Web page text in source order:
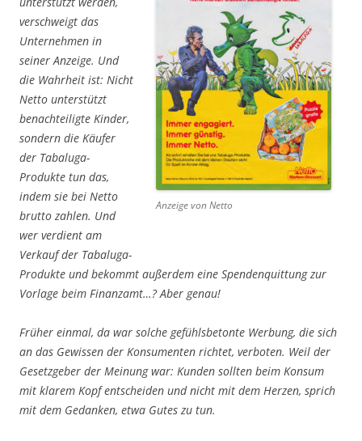
Anzeige von Netto
verschweigt das
Unternehmen in
seiner Anzeige. Und
die Wahrheit ist: Nicht
Netto unterstützt
benachteiligte Kinder,
sondern die Käufer
der Tabaluga-
Produkte tun das,
indem sie bei Netto
brutto zahlen. Und
wer verdient am
Verkauf der Tabaluga-
Produkte und bekommt außerdem eine Spendenquittung zur
Vorlage beim Finanzamt…? Aber genau!
Früher einmal, da war solche gefühlsbetonte Werbung, die sich
an das Gewissen der Konsumenten richtet, verboten. Weil der
Gesetzgeber der Meinung war: Kunden sollten beim Konsum
mit klarem Kopf entscheiden und nicht mit dem Herzen, sprich
mit dem Gedanken, etwa Gutes zu tun.